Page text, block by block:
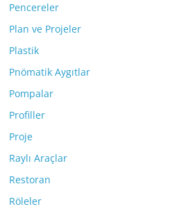
Pencereler
Plan ve Projeler
Plastik
Pnömatik Aygıtlar
Pompalar
Profiller
Proje
Raylı Araçlar
Restoran
Röleler